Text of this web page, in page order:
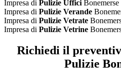
Impresa di Pulizie Uffici Bonemerse
Impresa di Pulizie Verande
Impresa di Pulizie Vetrate
Impresa di Pulizie Vetrine
Richiedi il
Pulizie